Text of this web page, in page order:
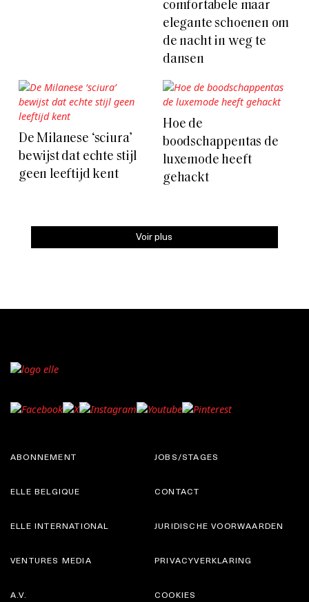
comfortabele maar
elegante schoenen om
de nacht in weg te
dansen
De Milanese ‘sciura’
bewijst dat echte stijl
geen leeftijd kent
Hoe de
boodschappentas de
luxemode heeft
gehackt
Voir plus
ABONNEMENT
ELLE BELGIQUE
JOBS/STAGES
CONTACT
ELLE INTERNATIONAL
VENTURES MEDIA
JURIDISCHE VOORWAARDEN
PRIVACYVERKLARING
A.V. COOKIES